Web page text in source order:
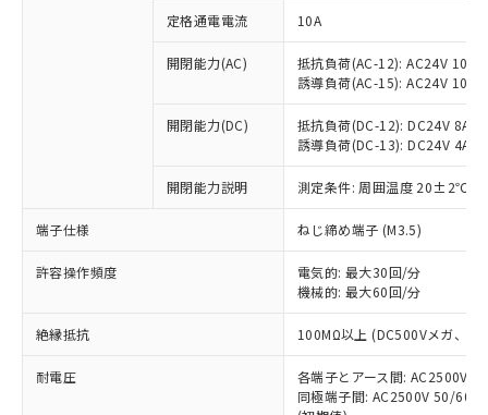
定格通電電流 10A
開閉能力(AC)
抵抗負荷(AC-12): AC24V 10A/
誘導負荷(AC-15): AC24V
開閉能力(DC)
抵抗負荷(DC-12): DC24V 8A/
誘導負荷(DC-13): DC24V 4A/
開閉能力説明 測定条件: 周囲温度 20±2℃、
端子仕様 ねじ締め端子 (M3.5)
許容操作頻度
電気的: 最大30回/分
機械的: 最大60回/分
絶縁抵抗 100MΩ以上 (DC500Vメガ、点
耐電圧
各端子とアース間: AC2500V
同極端子間: AC2500V 50/
ご利用条件
以下の条件をお読みいただき、同意のうえ
本サービスは、当社制御機器事業取扱
商品の当社在庫状況および標準価格
(税抜)を提供させていただくもので
当社制御機器事業取扱商品の中には、
ことをご了承ください。
在庫状況および標準価格照会結果は、
記載している更新日時点での社内デー
タに基づき作成されるものであり、閲
覧された時点での実際の在庫および標
準価格とは異なる場合があることをご
有に対応した製品に切り替える予定のある
対応予定なし：EU RoHS指令（10物質）の
非含有に非対応の商品で、対応品を出す予
調査・確認中：EU RoHS指令（10物質）の
非含有の対応状況を調査中または確認中の
非該当品：ライセンス料など無形物で、有
害物質有無と関係のない商品です。
仕入先様の事情により、非含有部品として
いたものが、含有品と判明した場合などや
むを得ず変更することがあります。
*EU RoHS指令（10物質）：
鉛(Pb) 1000ppm以下、 水銀(Hg) 1000ppm以下、 カド
六価クロム(Cr(Ⅵ)) 1000ppm以下、ポリ臭化ビフェニル
類(PBB) 1000ppm以下、ポリ臭化ジフェニルエーテル類
「○」：最大均質材料含有率が中国RoHSの
基準値以下であることを示します。
「×」：最大均質材料含有率が中国RoHSの
基準値を超えていることを示します。
「－」：未確認です。当社販売部門へお問
*中国RoHS10物質の基準値 (GB/T26572)：
Pb(鉛) :1000ppm、 Hg(水銀) : 1000ppm、 Cd(カドミウ
Cr(Ⅵ)(六価クロム) : 1000ppm、 PBBs(ポリ臭化ビフェ
当社は、これら貴社製品のうち、外国
為替および外国貿易法に定める商品
または国外への提供する場合は、日本
国政府の輸出許可(または役務取引許
可)を取得するなどの必要な手続きを